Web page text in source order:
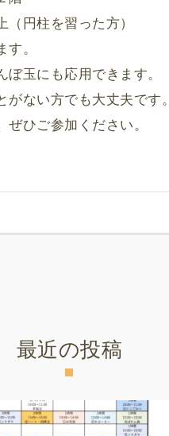
円柱を習った方）
。
玉にも応用できます。
ない方でも大丈夫です。
ひご参加ください。
最近の投稿